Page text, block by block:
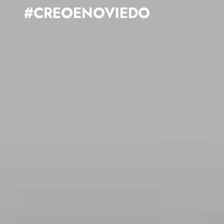
#CREOENOVIEDO